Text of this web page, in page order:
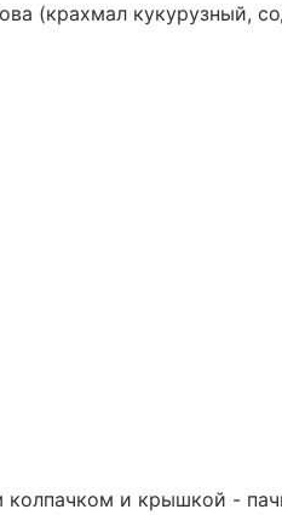
(крахмал кукурузный,
и крышкой -